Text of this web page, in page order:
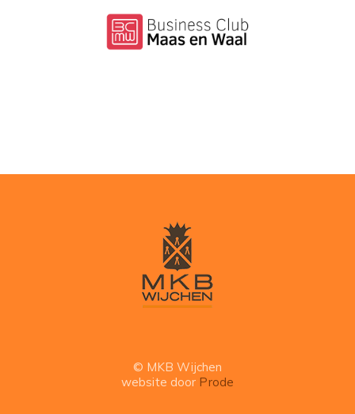
© MKB Wijchen
website door Prode